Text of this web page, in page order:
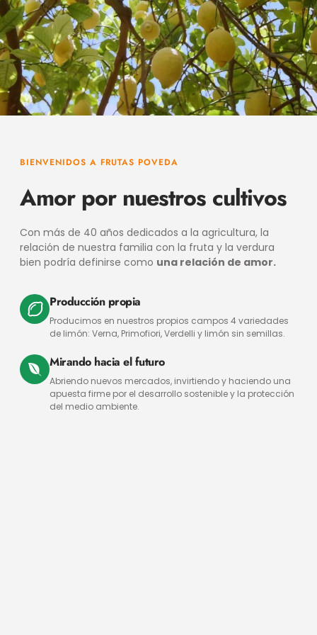
BIENVENIDOS A FRUTAS POVEDA
Amor por nuestros cultivos
Con más de 40 años dedicados a la agricultura, la
relación de nuestra familia con la fruta y la verdura
bien podría definirse como una relación de amor.
Producción propia
Producimos en nuestros propios campos 4 variedades
de limón: Verna, Primofiori, Verdelli y limón sin semillas.
Mirando hacia el futuro
Abriendo nuevos mercados, invirtiendo y haciendo una
apuesta firme por el desarrollo sostenible y la protección
del medio ambiente.